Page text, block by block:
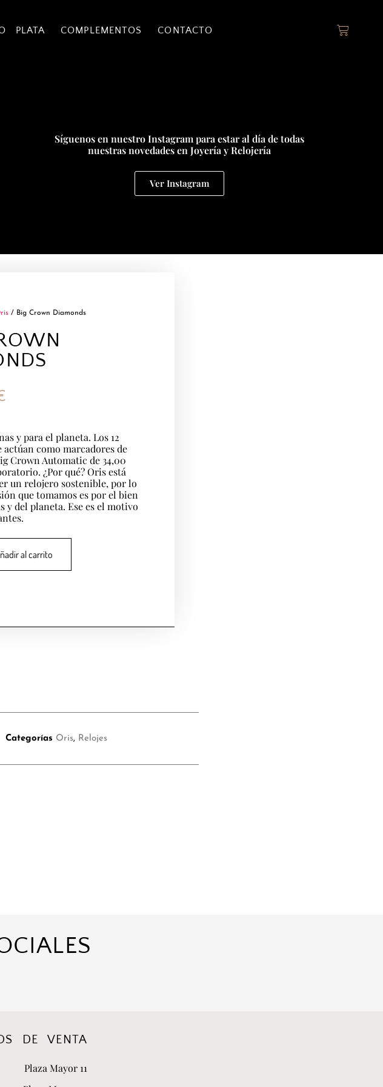
PLATA COMPLEMENTOS CONTACTO
Síguenos en nuestro Instagram para estar al día de todas
nuestras novedades en Joyería y Relojería
Ver Instagram
/ Big Crown Diamonds
y para el planeta. Los 12
actúan como marcadores de
Crown Automatic de 34,00
¿Por qué? Oris está
un relojero sostenible, por lo
que tomamos es por el bien
y del planeta. Ese es el motivo
al carrito
Categorías Oris, Relojes
DE VENTA
Plaza Mayor 11